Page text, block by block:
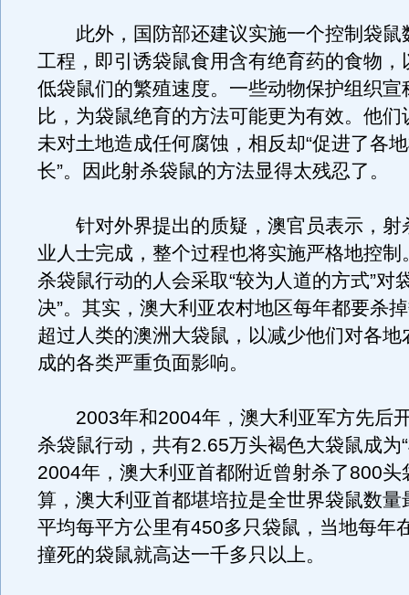
此外，国防部还建议实施一个控制袋鼠
工程，即引诱袋鼠食用含有绝育药的食物，
低袋鼠们的繁殖速度。一些动物保护组织宣
比，为袋鼠绝育的方法可能更为有效。他们
未对土地造成任何腐蚀，相反却“促进了各
长”。因此射杀袋鼠的方法显得太残忍了。
针对外界提出的质疑，澳官员表示，射
业人士完成，整个过程也将实施严格地控制
杀袋鼠行动的人会采取“较为人道的方式”对
决”。其实，澳大利亚农村地区每年都要杀
超过人类的澳洲大袋鼠，以减少他们对各地
成的各类严重负面影响。
2003年和2004年，澳大利亚军方先后
杀袋鼠行动，共有2.65万头褐色大袋鼠成为
2004年，澳大利亚首都附近曾射杀了800头
算，澳大利亚首都堪培拉是全世界袋鼠数量
平均每平方公里有450多只袋鼠，当地每年
撞死的袋鼠就高达一千多只以上。